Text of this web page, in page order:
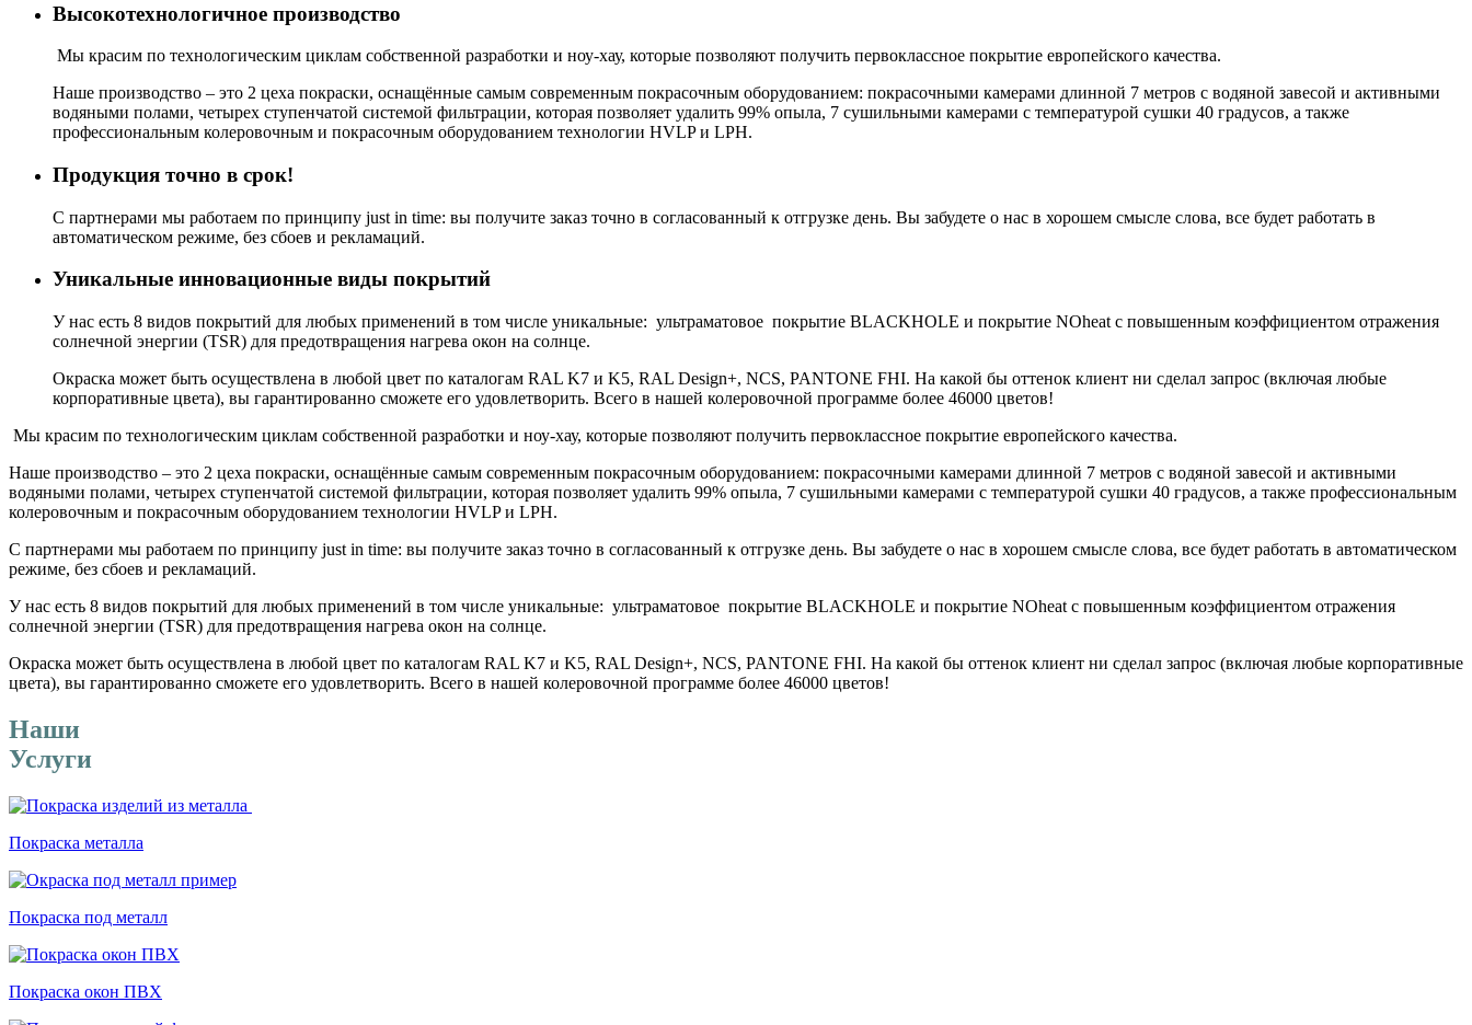
Высокотехнологичное производство
Мы красим по технологическим циклам собственной разработки и ноу-хау, которые позволяют получить первоклассное покрытие европейского качества.
Наше производство – это 2 цеха покраски, оснащённые самым современным покрасочным оборудованием: покрасочными камерами длинной 7 метров с водяной завесой и активными
водяными полами, четырех ступенчатой системой фильтрации, которая позволяет удалить 99% опыла, 7 сушильными камерами с температурой сушки 40 градусов, а также
профессиональным колеровочным и покрасочным оборудованием технологии HVLP и LPH.
Продукция точно в срок!
С партнерами мы работаем по принципу just in time: вы получите заказ точно в согласованный к отгрузке день. Вы забудете о нас в хорошем смысле слова, все будет работать в
автоматическом режиме, без сбоев и рекламаций.
Уникальные инновационные виды покрытий
У нас есть 8 видов покрытий для любых применений в том числе уникальные: ультраматовое покрытие BLACKHOLE и покрытие NOheat с повышенным коэффициентом отражения
солнечной энергии (TSR) для предотвращения нагрева окон на солнце.
Окраска может быть осуществлена в любой цвет по каталогам RAL K7 и K5, RAL Design+, NCS, PANTONE FHI. На какой бы оттенок клиент ни сделал запрос (включая любые
корпоративные цвета), вы гарантированно сможете его удовлетворить. Всего в нашей колеровочной программе более 46000 цветов!
Мы красим по технологическим циклам собственной разработки и ноу-хау, которые позволяют получить первоклассное покрытие европейского качества.
Наше производство – это 2 цеха покраски, оснащённые самым современным покрасочным оборудованием: покрасочными камерами длинной 7 метров с водяной завесой и активными
водяными полами, четырех ступенчатой системой фильтрации, которая позволяет удалить 99% опыла, 7 сушильными камерами с температурой сушки 40 градусов, а также профессиональным
колеровочным и покрасочным оборудованием технологии HVLP и LPH.
С партнерами мы работаем по принципу just in time: вы получите заказ точно в согласованный к отгрузке день. Вы забудете о нас в хорошем смысле слова, все будет работать в автоматическом
режиме, без сбоев и рекламаций.
У нас есть 8 видов покрытий для любых применений в том числе уникальные: ультраматовое покрытие BLACKHOLE и покрытие NOheat с повышенным коэффициентом отражения
солнечной энергии (TSR) для предотвращения нагрева окон на солнце.
Окраска может быть осуществлена в любой цвет по каталогам RAL K7 и K5, RAL Design+, NCS, PANTONE FHI. На какой бы оттенок клиент ни сделал запрос (включая любые корпоративные
цвета), вы гарантированно сможете его удовлетворить. Всего в нашей колеровочной программе более 46000 цветов!
Наши
Услуги
Покраска металла
Покраска под металл
Покраска окон ПВХ